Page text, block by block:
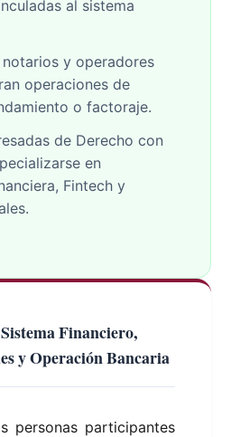
al sistema
y operadores
operaciones de
o factoraje.
de Derecho con
en
Fintech y
Financiero,
y Operación Bancaria
personas participantes